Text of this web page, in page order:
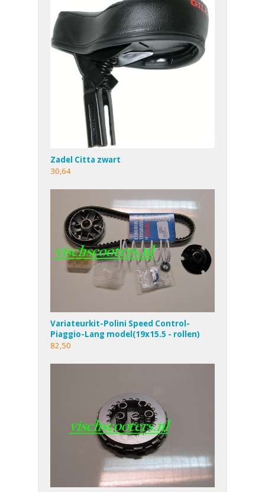
Zadel Citta zwart
30,64
Variateurkit-Polini Speed Control-
Piaggio-Lang model(19x15.5 - rollen)
82,50